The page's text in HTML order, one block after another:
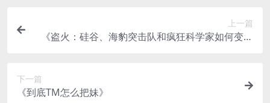
上一篇
《盗火：硅谷、海豹突击队和疯狂科学家如何变革
下一篇
《到底TM怎么把妹》